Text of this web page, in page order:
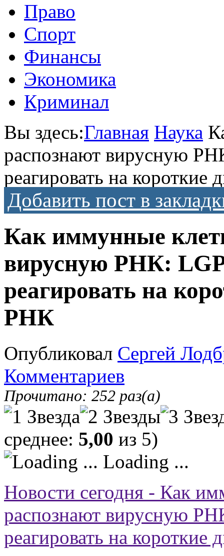
Право
Спорт
Финансы
Экономика
Криминал
Вы здесь:Главная Наука
распознают вирусную
реагировать на
Добавить пост в
Как иммунные
вирусную РНК:
реагировать на
РНК
Опубликовал Сергей
Комментариев
Прочитано: 252 раз(а)
среднее: 5,00 из 5)
Loading ...
Новости сегодня - Как
распознают вирусную
реагировать на